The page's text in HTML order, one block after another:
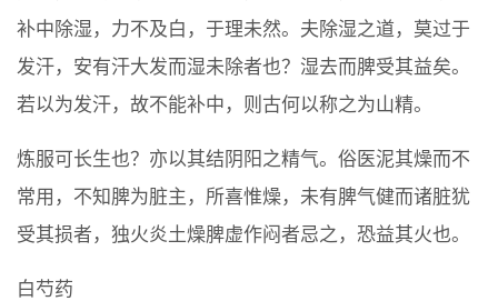
补中除湿，力不及白，于理未然。夫除湿之道，莫过于
发汗，安有汗大发而湿未除者也？湿去而脾受其益矣。
若以为发汗，故不能补中，则古何以称之为山精。
炼服可长生也？亦以其结阴阳之精气。俗医泥其燥而不
常用，不知脾为脏主，所喜惟燥，未有脾气健而诸脏犹
受其损者，独火炎土燥脾虚作闷者忌之，恐益其火也。
白芍药